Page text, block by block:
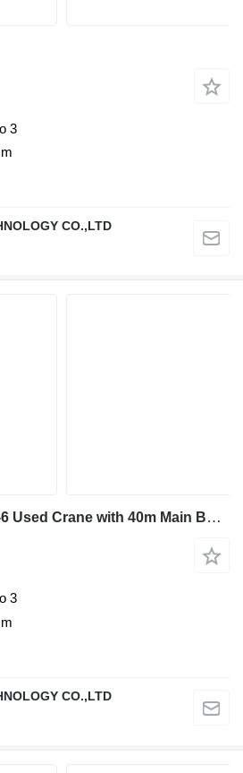
3
CO.,LTD
Sany 2020 SCC600A-6 Used Crane with 40m Main Boom - Includes 45T & 9T
3
CO.,LTD